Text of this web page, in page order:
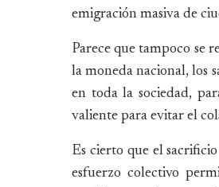
emigración masiva de
Parece que tampoco se
la moneda nacional, los
en toda la sociedad,
valiente para evitar el
Es cierto que el
esfuerzo colectivo